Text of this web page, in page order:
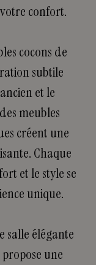
confort.
cocons de
subtile
et le
meubles
créent une
Chaque
et le style se
unique.
salle élégante
une